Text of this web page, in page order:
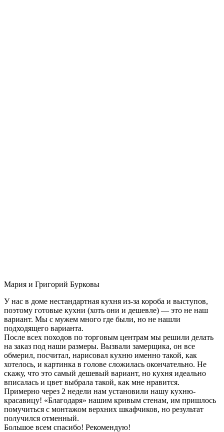
Мария и Григорий Бурковы
У нас в доме нестандартная кухня из-за короба и выступов,
поэтому готовые кухни (хоть они и дешевле) — это не наш
вариант. Мы с мужем много где были, но не нашли
подходящего варианта.
После всех походов по торговым центрам мы решили делать
на заказ под наши размеры. Вызвали замерщика, он все
обмерил, посчитал, нарисовал кухню именно такой, как
хотелось, и картинка в голове сложилась окончательно. Не
скажу, что это самый дешевый вариант, но кухня идеально
вписалась и цвет выбрала такой, как мне нравится.
Примерно через 2 недели нам установили нашу кухню-
красавицу! «Благодаря» нашим кривым стенам, им пришлось
помучиться с монтажом верхних шкафчиков, но результат
получился отменный.
Большое всем спасибо! Рекомендую!